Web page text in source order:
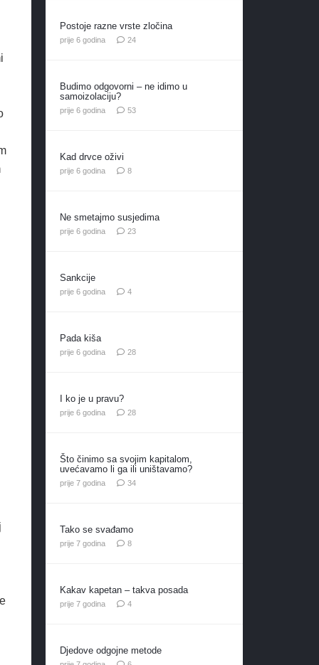
Postoje razne vrste zločina
prije 6 godina 24komentara
Budimo odgovorni – ne idimo u
samoizolaciju?
prije 6 godina 53komentara
Kad drvce oživi
prije 6 godina 8komentara
Ne smetajmo susjedima
prije 6 godina 23komentara
Sankcije
prije 6 godina 4komentara
Pada kiša
prije 6 godina 28komentara
I ko je u pravu?
prije 6 godina 28komentara
Što činimo sa svojim kapitalom,
uvećavamo li ga ili uništavamo?
prije 7 godina 34komentara
Tako se svađamo
prije 7 godina 8komentara
Kakav kapetan – takva posada
prije 7 godina 4komentara
Djedove odgojne metode
komentara